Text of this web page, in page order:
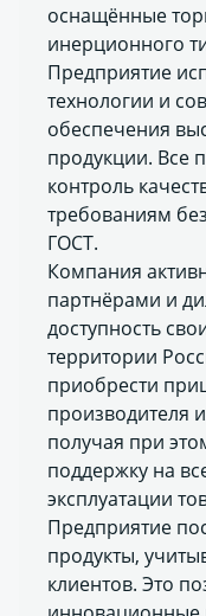
оснащённые
инерционного
Предприятие
технологии и
обеспечения
продукции. Все
контроль
требованиям
ГОСТ.
Компания
партнёрами и
доступность
территории
приобрести
производителя
получая при
поддержку на
эксплуатации
Предприятие
продукты,
клиентов. Это